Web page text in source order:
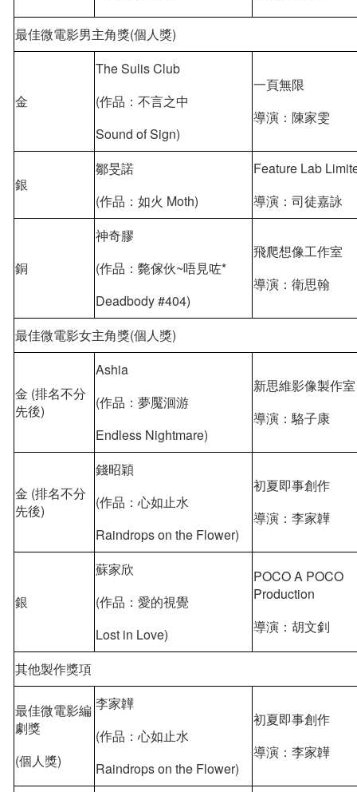
最佳微電影男主角獎(個人獎)
金
The Sulis Club
(作品：不言之中
Sound of Sign)
一頁無限
導演：陳家雯
銀
鄒旻諾
(作品：如火 Moth)
Feature Lab
導演：司徒嘉詠
銅
神奇膠
(作品：斃傢伙~唔見咗*
Deadbody #404)
飛爬想像工作室
導演：衛思翰
最佳微電影女主角獎(個人獎)
金 (排名不分
先後)
Ashia
(作品：夢魘洄游
Endless Nightmare)
新思維影像製作室
導演：駱子康
金 (排名不分
先後)
錢昭穎
(作品：心如止水
Raindrops on the Flower)
初夏即事創作
導演：李家韡
銀
蘇家欣
(作品：愛的視覺
Lost in Love)
POCO A POCO
Production
導演：胡文釗
其他製作獎項
最佳微電影編
劇獎
(個人獎)
李家韡
(作品：心如止水
Raindrops on the Flower)
初夏即事創作
導演：李家韡